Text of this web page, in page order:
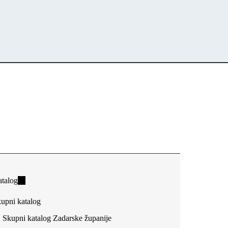
(link
external)
katalog
Skupni katalog Zadarske županije